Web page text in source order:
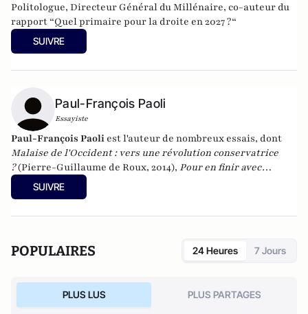
Politologue, Directeur Général du Millénaire, co-auteur du
rapport “Quel primaire pour la droite en 2027 ?“
SUIVRE
Paul-François Paoli
Essayiste
Paul-François Paoli est l'auteur de nombreux essais, dont
Malaise de l'Occident : vers une révolution conservatrice
?(Pierre-Guillaume de Roux, 2014), Pour en finir avec
l'idéologie antiraciste
(2016). En 2023, il a publié
SUIVRE
POPULAIRES 24 Heures 7 Jours
PLUS LUS PLUS PARTAGES